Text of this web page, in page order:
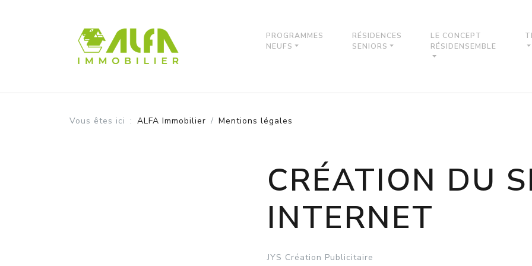
PROGRAMMES
NEUFS
RÉSIDENCES
SENIORS
LE CONCEPT
RÉSIDENSEMBLE
Vous êtes ici ALFA Immobilier Mentions légales
CRÉATION DU
INTERNET
JYS Création Publicitaire